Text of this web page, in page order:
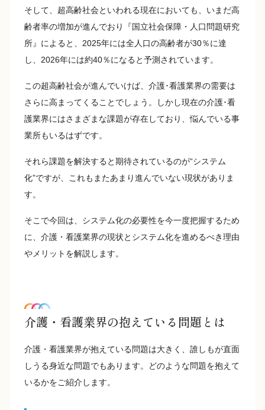
そして、超高齢社会といわれる現在においても、いまだ高
齢者率の増加が進んでおり『国立社会保障・人口問題研究
所』によると、2025年には全人口の高齢者が30％に達
し、2026年には約40％になると予測されています。
この超高齢社会が進んでいけば、介護･看護業界の需要は
さらに高まってくることでしょう。しかし現在の介護･看
護業界にはさまざまな課題が存在しており、悩んでいる事
業所もいるはずです。
それら課題を解決すると期待されているのが“システム
化”ですが、これもまたあまり進んでいない現状がありま
す。
そこで今回は、システム化の必要性を今一度把握するため
に、介護・看護業界の現状とシステム化を進めるべき理由
やメリットを解説します。
介護・看護業界の抱えている問題とは
介護・看護業界が抱えている問題は大きく、誰しもが直面
しうる身近な問題でもあります。どのような問題を抱えて
いるかをご紹介します。